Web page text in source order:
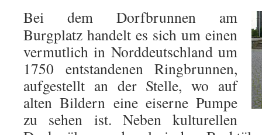
Bei dem Dorfbrunnen am
Burgplatz handelt es sich um einen
vermutlich in Norddeutschland um
1750 entstandenen Ringbrunnen,
aufgestellt an der Stelle, wo auf
alten Bildern eine eiserne Pumpe
zu sehen ist. Neben kulturellen